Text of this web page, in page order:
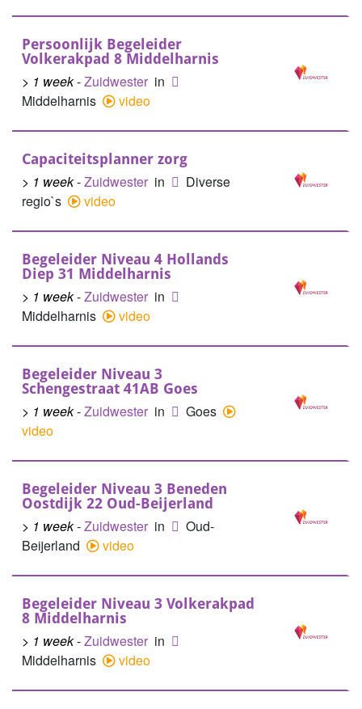
Persoonlijk Begeleider
Volkerakpad 8 Middelharnis
> 1 week-Zuidwester in
Middelharnis
video
Capaciteitsplanner zorg
> 1 week-Zuidwester in
Diverse
regio`s
video
Begeleider Niveau 4 Hollands
Diep 31 Middelharnis
> 1 week-Zuidwester in
Middelharnis
video
Begeleider Niveau 3
Schengestraat 41AB Goes
> 1 week-Zuidwester in
Goes
video
Begeleider Niveau 3 Beneden
Oostdijk 22 Oud-Beijerland
> 1 week-Zuidwester in
Oud-
Beijerland
video
Begeleider Niveau 3 Volkerakpad
8 Middelharnis
> 1 week-Zuidwester in
Middelharnis
video